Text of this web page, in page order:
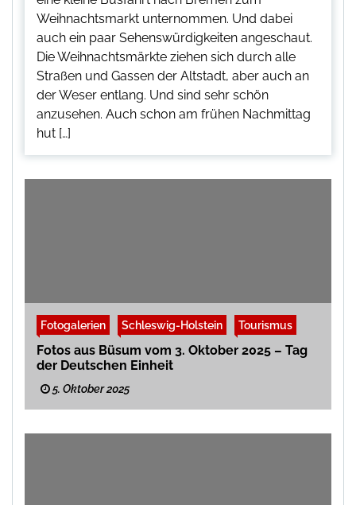
Weihnachtsmarkt unternommen. Und dabei
auch ein paar Sehenswürdigkeiten angeschaut.
Die Weihnachtsmärkte ziehen sich durch alle
Straßen und Gassen der Altstadt, aber auch an
der Weser entlang. Und sind sehr schön
anzusehen. Auch schon am frühen Nachmittag
hut […]
Fotogalerien Schleswig-Holstein Tourismus
Fotos aus Büsum vom 3. Oktober 2025 – Tag
der Deutschen Einheit
5. Oktober 2025